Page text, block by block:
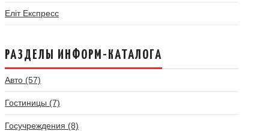
Еліт Експресс
РАЗДЕЛЫ ИНФОРМ-КАТАЛОГА
Авто (57)
Гостиницы (7)
Госучреждения (8)